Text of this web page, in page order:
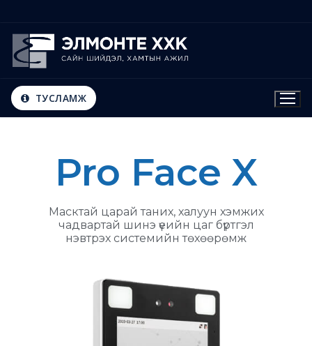
ТУСЛАМЖ
Карт хэвлэл
Мэдээлэл
Нийтлэг асуултууд
Pro Face X
Масктай царай таних, халуун хэмжих
чадвартай шинэ үеийн цаг бүртгэл
нэвтрэх системийн төхөөрөмж